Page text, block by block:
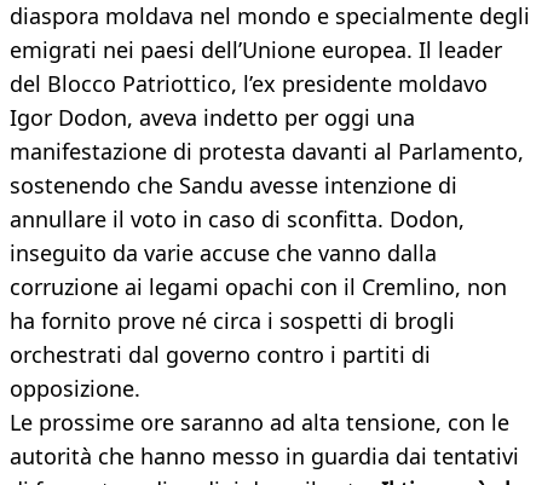
diaspora moldava nel mondo e specialmente degli
emigrati nei paesi dell’Unione europea. Il leader
del Blocco Patriottico, l’ex presidente moldavo
Igor Dodon, aveva indetto per oggi una
manifestazione di protesta davanti al Parlamento,
sostenendo che Sandu avesse intenzione di
annullare il voto in caso di sconfitta. Dodon,
inseguito da varie accuse che vanno dalla
corruzione ai legami opachi con il Cremlino, non
ha fornito prove né circa i sospetti di brogli
orchestrati dal governo contro i partiti di
opposizione.
Le prossime ore saranno ad alta tensione, con le
autorità che hanno messo in guardia dai tentativi